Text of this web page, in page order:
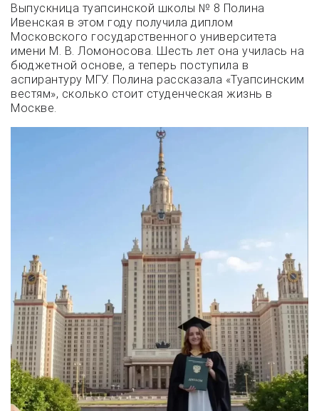
Выпускница туапсинской школы № 8 Полина
Ивенская в этом году получила диплом
Московского государственного университета
имени М. В. Ломоносова. Шесть лет она училась на
бюджетной основе, а теперь поступила в
аспирантуру МГУ. Полина рассказала «Туапсинским
вестям», сколько стоит студенческая жизнь в
Москве.